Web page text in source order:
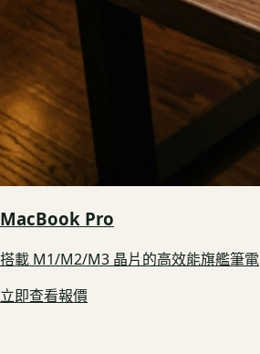
MacBook Pro
搭載 M1/M2/M3 晶片的高效能旗艦筆電
立即查看報價